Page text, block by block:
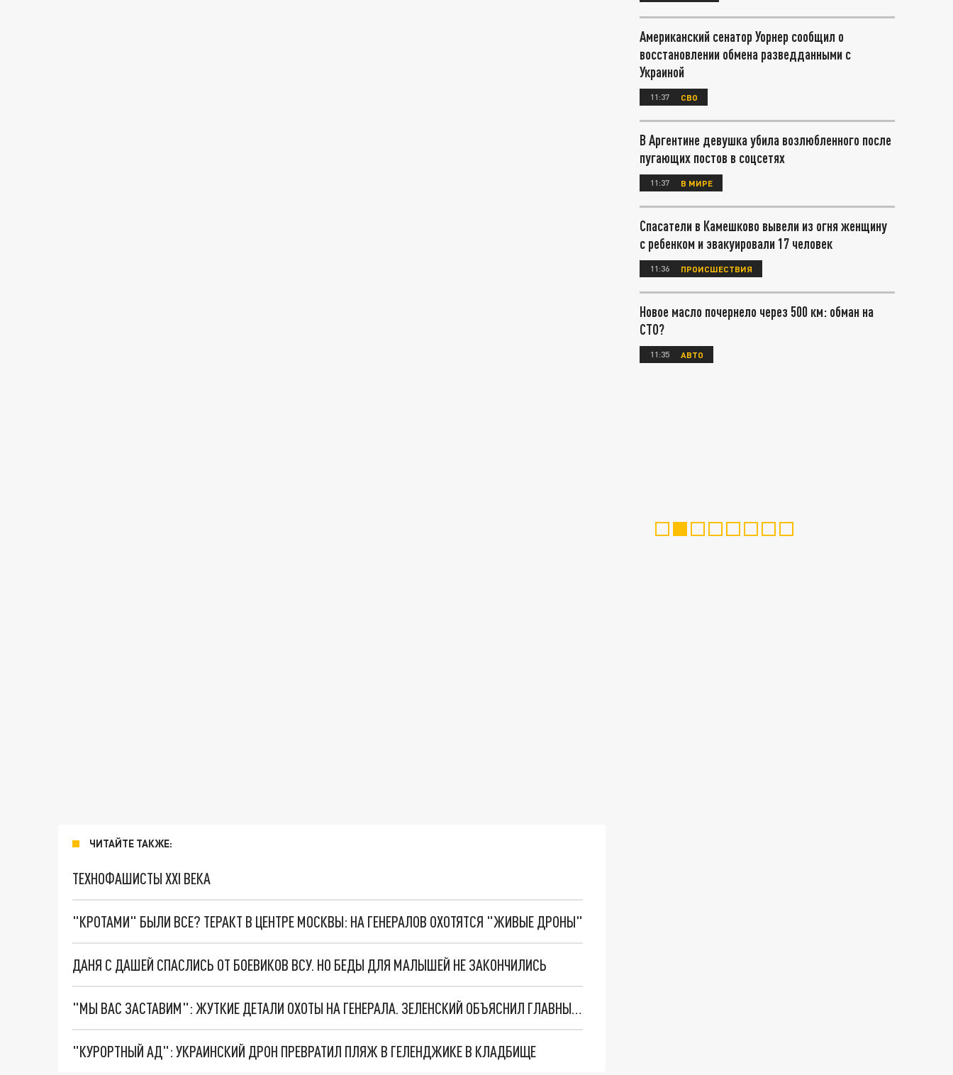
ЧИТАЙТЕ ТАКЖЕ:
ТЕХНОФАШИСТЫ XXI ВЕКА
"КРОТАМИ" БЫЛИ ВСЕ? ТЕРАКТ В ЦЕНТРЕ МОСКВЫ: НА ГЕНЕРАЛОВ ОХОТЯТСЯ "ЖИВЫЕ ДРОНЫ"
ДАНЯ С ДАШЕЙ СПАСЛИСЬ ОТ БОЕВИКОВ ВСУ. НО БЕДЫ ДЛЯ МАЛЫШЕЙ НЕ ЗАКОНЧИЛИСЬ
"МЫ ВАС ЗАСТАВИМ": ЖУТКИЕ ДЕТАЛИ ОХОТЫ НА ГЕНЕРАЛА. ЗЕЛЕНСКИЙ ОБЪЯСНИЛ ГЛАВНЫЙ СМЫСЛ ТЕРАКТА В ЦЕНТРЕ МОСКВЫ
"КУРОРТНЫЙ АД": УКРАИНСКИЙ ДРОН ПРЕВРАТИЛ ПЛЯЖ В ГЕЛЕНДЖИКЕ В КЛАДБИЩЕ
Американский сенатор Уорнер сообщил о
восстановлении обмена разведданными с
Украиной
11:37 СВО
В Аргентине девушка убила возлюбленного после
пугающих постов в соцсетях
11:37 В МИРЕ
Спасатели в Камешково вывели из огня женщину
с ребенком и эвакуировали 17 человек
11:36 ПРОИСШЕСТВИЯ
Новое масло почернело через 500 км: обман на
СТО?
11:35 АВТО